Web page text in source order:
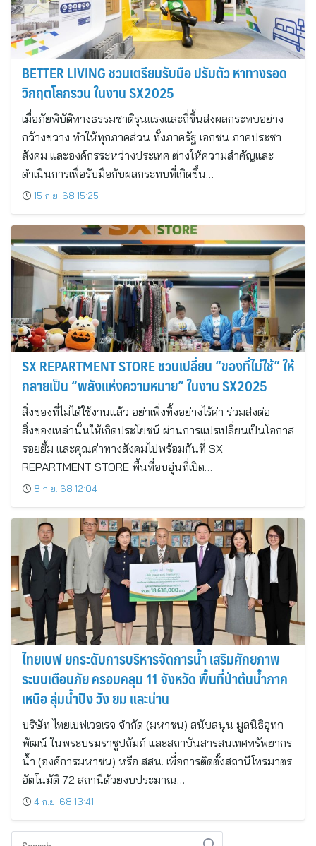
BETTER LIVING ชวนเตรียมรับมือ ปรับตัว หาทางรอด
วิกฤตโลกรวน ในงาน SX2025
เมื่อภัยพิบัติทางธรรมชาติรุนแรงและถี่ขึ้นส่งผลกระทบอย่าง
กว้างขวาง ทำให้ทุกภาคส่วน ทั้งภาครัฐ เอกชน ภาคประชา
สังคม และองค์กรระหว่างประเทศ ต่างให้ความสำคัญและ
ดำเนินการเพื่อรับมือกับผลกระทบที่เกิดขึ้น…
15 ก.ย. 68 15:25
SX REPARTMENT STORE ชวนเปลี่ยน “ของที่ไม่ใช้” ให้
กลายเป็น “พลังแห่งความหมาย” ในงาน SX2025
สิ่งของที่ไม่ได้ใช้งานแล้ว อย่าเพิ่งทิ้งอย่างไร้ค่า ร่วมส่งต่อ
สิ่งของเหล่านั้นให้เกิดประโยชน์ ผ่านการแปรเปลี่ยนเป็นโอกาส
รอยยิ้ม และคุณค่าทางสังคมไปพร้อมกันที่ SX
REPARTMENT STORE พื้นที่อบอุ่นที่เปิด…
8 ก.ย. 68 12:04
ไทยเบฟ ยกระดับการบริหารจัดการน้ำ เสริมศักยภาพ
ระบบเตือนภัย ครอบคลุม 11 จังหวัด พื้นที่ป่าต้นน้ำภาค
เหนือ ลุ่มน้ำปิง วัง ยม และน่าน
บริษัท ไทยเบฟเวอเรจ จำกัด (มหาชน) สนับสนุน มูลนิธิอุทก
พัฒน์ ในพระบรมราชูปถัมภ์ และสถาบันสารสนเทศทรัพยากร
น้ำ (องค์การมหาชน) หรือ สสน. เพื่อการติดตั้งสถานีโทรมาตร
อัตโนมัติ 72 สถานีด้วยงบประมาณ…
4 ก.ย. 68 13:41